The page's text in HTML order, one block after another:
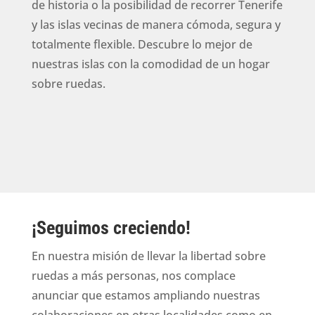
de historia o la posibilidad de recorrer Tenerife
y las islas vecinas de manera cómoda, segura y
totalmente flexible. Descubre lo mejor de
nuestras islas con la comodidad de un hogar
sobre ruedas.
¡Seguimos creciendo!
En nuestra misión de llevar la libertad sobre
ruedas a más personas, nos complace
anunciar que estamos ampliando nuestras